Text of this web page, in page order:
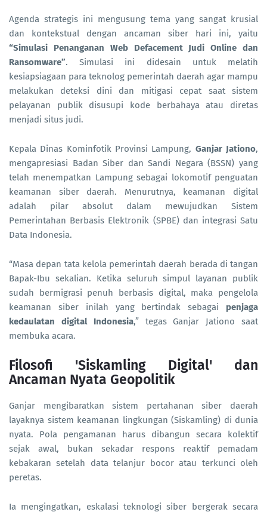
Agenda strategis ini mengusung tema yang sangat krusial
dan kontekstual dengan ancaman siber hari ini, yaitu
“Simulasi Penanganan Web Defacement Judi Online dan
Ransomware”. Simulasi ini didesain untuk melatih
kesiapsiagaan para teknolog pemerintah daerah agar mampu
melakukan deteksi dini dan mitigasi cepat saat sistem
pelayanan publik disusupi kode berbahaya atau diretas
menjadi situs judi.
Kepala Dinas Kominfotik Provinsi Lampung, Ganjar Jationo,
mengapresiasi Badan Siber dan Sandi Negara (BSSN) yang
telah menempatkan Lampung sebagai lokomotif penguatan
keamanan siber daerah. Menurutnya, keamanan digital
adalah pilar absolut dalam mewujudkan Sistem
Pemerintahan Berbasis Elektronik (SPBE) dan integrasi Satu
Data Indonesia.
“Masa depan tata kelola pemerintah daerah berada di tangan
Bapak-Ibu sekalian. Ketika seluruh simpul layanan publik
sudah bermigrasi penuh berbasis digital, maka pengelola
keamanan siber inilah yang bertindak sebagai penjaga
kedaulatan digital Indonesia,” tegas Ganjar Jationo saat
membuka acara.
Filosofi 'Siskamling Digital' dan
Ancaman Nyata Geopolitik
Ganjar mengibaratkan sistem pertahanan siber daerah
layaknya sistem keamanan lingkungan (Siskamling) di dunia
nyata. Pola pengamanan harus dibangun secara kolektif
sejak awal, bukan sekadar respons reaktif pemadam
kebakaran setelah data telanjur bocor atau terkunci oleh
peretas.
Ia mengingatkan, eskalasi teknologi siber bergerak secara